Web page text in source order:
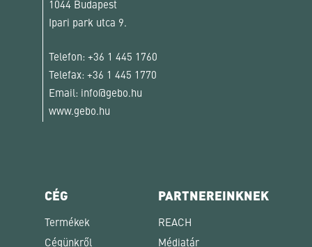
1044 Budapest
Ipari park utca 9.
Telefon: +36 1 445 1760
Telefax: +36 1 445 1770
Email: info@gebo.hu
www.gebo.hu
CÉG
Termékek
Cégünkről
PARTNEREINKNEK
REACH
Médiatár